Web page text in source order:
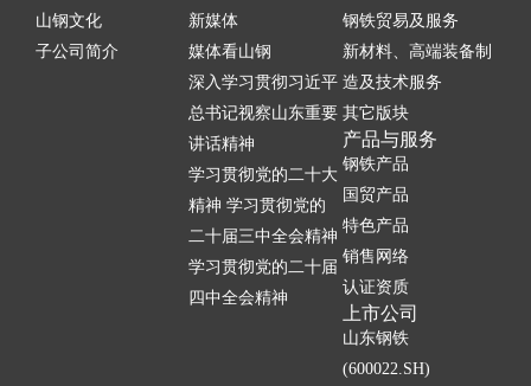
山钢文化
子公司简介
新媒体
媒体看山钢
深入学习贯彻习近平
总书记视察山东重要
讲话精神
学习贯彻党的二十大
精神 学习贯彻党的
二十届三中全会精神
学习贯彻党的二十届
四中全会精神
钢铁贸易及服务
新材料、高端装备制
造及技术服务
其它版块
产品与服务
钢铁产品
国贸产品
特色产品
销售网络
认证资质
上市公司
山东钢铁
(600022.SH)